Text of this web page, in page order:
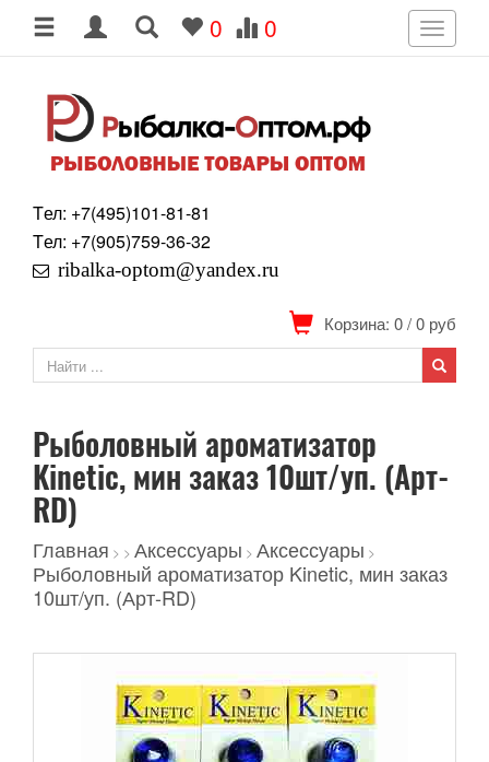
0 0
Toggle
Tел: +7(495)101-81-81
Tел: +7(905)759-36-32
ribalka-optom@yandex.ru
Корзина: 0/0 руб
Рыболовный ароматизатор
Kinetic, мин заказ 10шт/уп. (Арт-
RD)
Главная > > Аксессуары > Аксессуары >
Рыболовный ароматизатор Kinetic, мин заказ
10шт/уп. (Арт-RD)